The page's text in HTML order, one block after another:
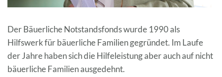
Der Bäuerliche Notstandsfonds wurde 1990 als
Hilfswerk für bäuerliche Familien gegründet. Im Laufe
der Jahre haben sich die Hilfeleistung aber auch auf nicht
bäuerliche Familien ausgedehnt.